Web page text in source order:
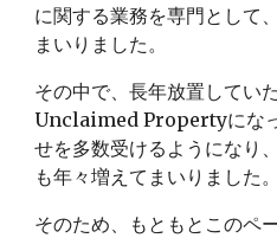
に関する業務を専門として
まいりました。
その中で、長年放置してい
Unclaimed Propertyにな
せを多数受けるようになり
も年々増えてまいりました。
そのため、もともとこのペー